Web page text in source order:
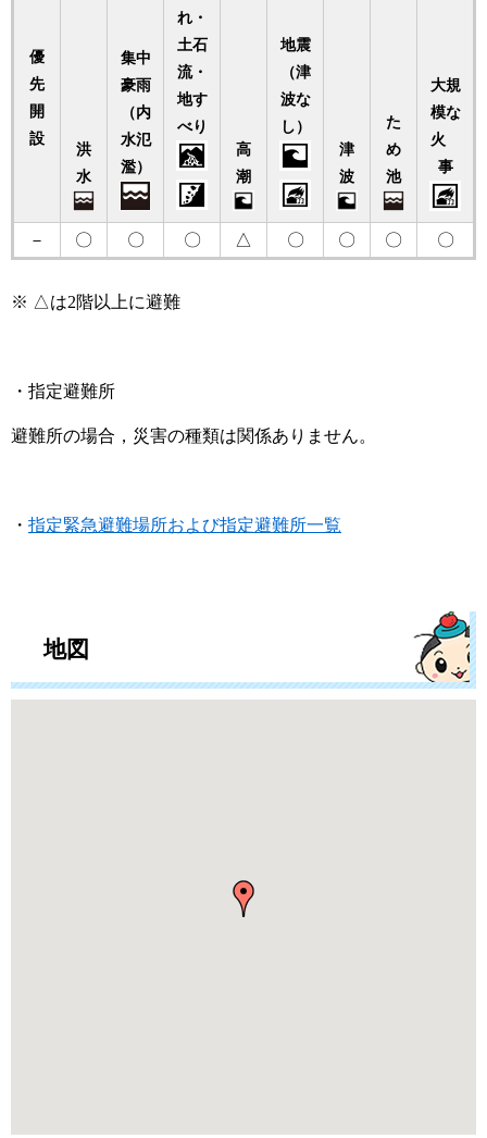
優
先
開
設
洪
水
集中
豪雨
（内
水氾
濫）
れ・
土石
流・
地す
べり
高
潮
地震
（津
波な
し）
津
波
た
め
池
大規
模な
火
事
－ 〇 〇 〇 △ 〇 〇 〇 〇
※ △は2階以上に避難
・指定避難所
避難所の場合，災害の種類は関係ありません。
・ 指定緊急避難場所および指定避難所一覧
地図